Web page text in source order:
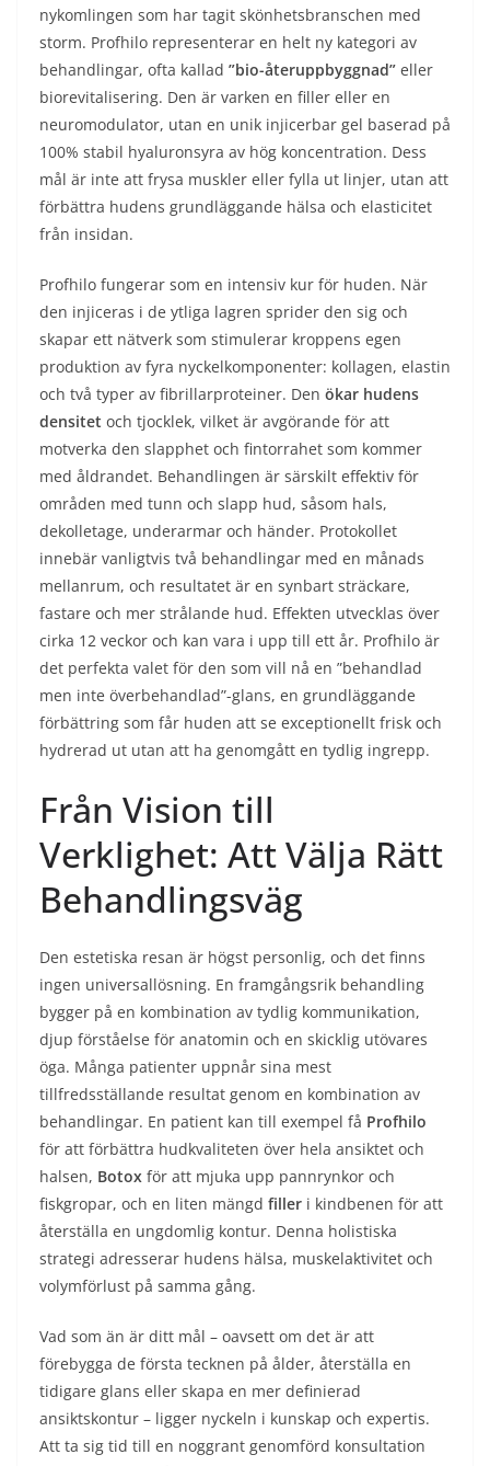
nykomlingen som har tagit skönhetsbranschen med
storm. Profhilo representerar en helt ny kategori av
behandlingar, ofta kallad ”bio-återuppbyggnad” eller
biorevitalisering. Den är varken en filler eller en
neuromodulator, utan en unik injicerbar gel baserad på
100% stabil hyaluronsyra av hög koncentration. Dess
mål är inte att frysa muskler eller fylla ut linjer, utan att
förbättra hudens grundläggande hälsa och elasticitet
från insidan.
Profhilo fungerar som en intensiv kur för huden. När
den injiceras i de ytliga lagren sprider den sig och
skapar ett nätverk som stimulerar kroppens egen
produktion av fyra nyckelkomponenter: kollagen, elastin
och två typer av fibrillarproteiner. Den ökar hudens
densitet och tjocklek, vilket är avgörande för att
motverka den slapphet och fintorrahet som kommer
med åldrandet. Behandlingen är särskilt effektiv för
områden med tunn och slapp hud, såsom hals,
dekolletage, underarmar och händer. Protokollet
innebär vanligtvis två behandlingar med en månads
mellanrum, och resultatet är en synbart sträckare,
fastare och mer strålande hud. Effekten utvecklas över
cirka 12 veckor och kan vara i upp till ett år. Profhilo är
det perfekta valet för den som vill nå en ”behandlad
men inte överbehandlad”-glans, en grundläggande
förbättring som får huden att se exceptionellt frisk och
hydrerad ut utan att ha genomgått en tydlig ingrepp.
Från Vision till
Verklighet: Att Välja Rätt
Behandlingsväg
Den estetiska resan är högst personlig, och det finns
ingen universallösning. En framgångsrik behandling
bygger på en kombination av tydlig kommunikation,
djup förståelse för anatomin och en skicklig utövares
öga. Många patienter uppnår sina mest
tillfredsställande resultat genom en kombination av
behandlingar. En patient kan till exempel få Profhilo
för att förbättra hudkvaliteten över hela ansiktet och
halsen, Botox för att mjuka upp pannrynkor och
fiskgropar, och en liten mängd filler i kindbenen för att
återställa en ungdomlig kontur. Denna holistiska
strategi adresserar hudens hälsa, muskelaktivitet och
volymförlust på samma gång.
Vad som än är ditt mål – oavsett om det är att
förebygga de första tecknen på ålder, återställa en
tidigare glans eller skapa en mer definierad
ansiktskontur – ligger nyckeln i kunskap och expertis.
Att ta sig tid till en noggrant genomförd konsultation